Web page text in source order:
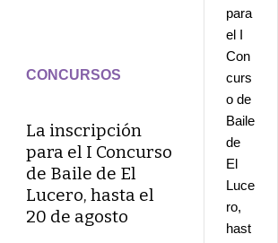
CONCURSOS
La inscripción
para el I Concurso
de Baile de El
Lucero, hasta el
20 de agosto
para
el I
Con
curs
o de
Baile
de
El
Luce
ro,
hast